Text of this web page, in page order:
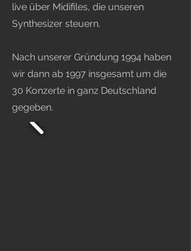
live über Midifiles, die unseren
Synthesizer steuern.
Nach unserer Gründung 1994 haben
wir dann ab 1997 insgesamt um die
30 Konzerte in ganz Deutschland
gegeben.